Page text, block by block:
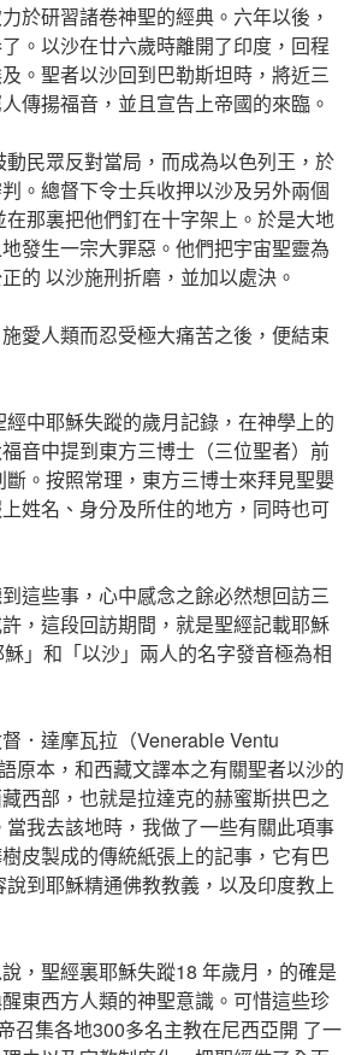
於研習諸卷神聖的經典。六年以後，
。以沙在廿六歲時離開了印度，回程
。聖者以沙回到巴勒斯坦時，將近三
傳揚福音，並且宣告上帝國的來臨。
民眾反對當局，而成為以色列王，於
。總督下令士兵收押以沙及另外兩個
那裏把他們釘在十字架上。於是大地
發生一宗大罪惡。他們把宇宙聖靈為
的 以沙施刑折磨，並加以處決。
愛人類而忍受極大痛苦之後，便結束
中耶穌失蹤的歲月記錄，在神學上的
音中提到東方三博士（三位聖者）前
。按照常理，東方三博士來拜見聖嬰
姓名、身分及所住的地方，同時也可
這些事，心中感念之餘必然想回訪三
，這段回訪期間，就是聖經記載耶穌
」和「以沙」兩人的名字發音極為相
．達摩瓦拉（Venerable Ventu
原本，和西藏文譯本之有關聖者以沙的
西部，也就是拉達克的赫蜜斯拱巴之
我去該地時，我做了一些有關此項事
皮製成的傳統紙張上的記事，它有巴
到耶穌精通佛教教義，以及印度教上
，聖經裏耶穌失蹤18 年歲月，的確是
東西方人類的神聖意識。可惜這些珍
召集各地300多名主教在尼西亞開 了一